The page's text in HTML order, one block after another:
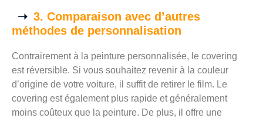
3. Comparaison avec d’autres
méthodes de personnalisation
Contrairement à la peinture personnalisée, le covering
est réversible. Si vous souhaitez revenir à la couleur
d’origine de votre voiture, il suffit de retirer le film. Le
covering est également plus rapide et généralement
moins coûteux que la peinture. De plus, il offre une